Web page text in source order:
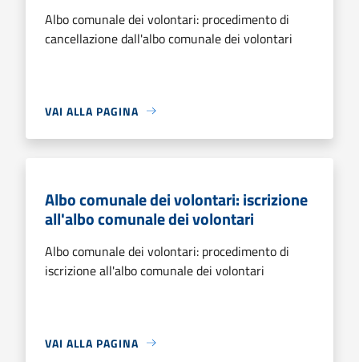
Albo comunale dei volontari: procedimento di
cancellazione dall'albo comunale dei volontari
VAI ALLA PAGINA
Albo comunale dei volontari: iscrizione
all'albo comunale dei volontari
Albo comunale dei volontari: procedimento di
iscrizione all'albo comunale dei volontari
VAI ALLA PAGINA